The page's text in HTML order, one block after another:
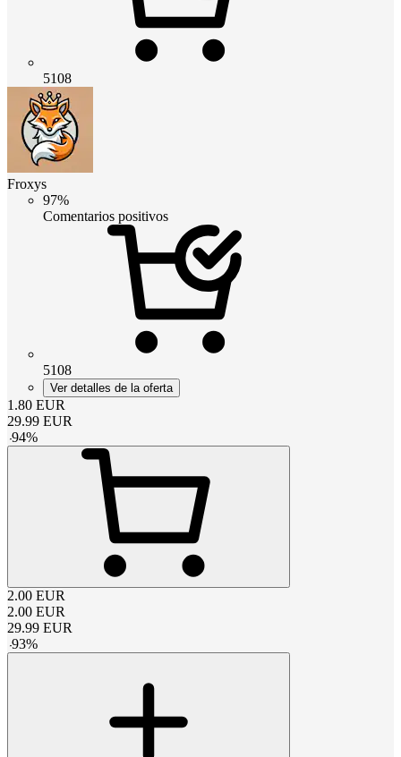
5108
Froxys
97%
Comentarios positivos
5108
Ver detalles de la oferta
1.80 EUR
29.99 EUR
-94%
2.00 EUR
2.00 EUR
29.99 EUR
-93%